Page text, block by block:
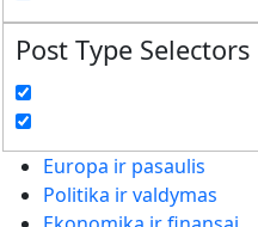
Post Type Selectors
Europa ir pasaulis
Politika ir valdymas